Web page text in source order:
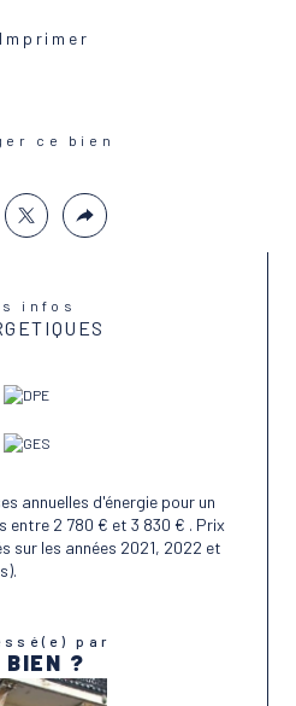
Imprimer
ce bien
infos
annuelles d'énergie pour un
entre 2 780 € et 3 830 € . Prix
sur les années 2021, 2022 et
par
BIEN ?